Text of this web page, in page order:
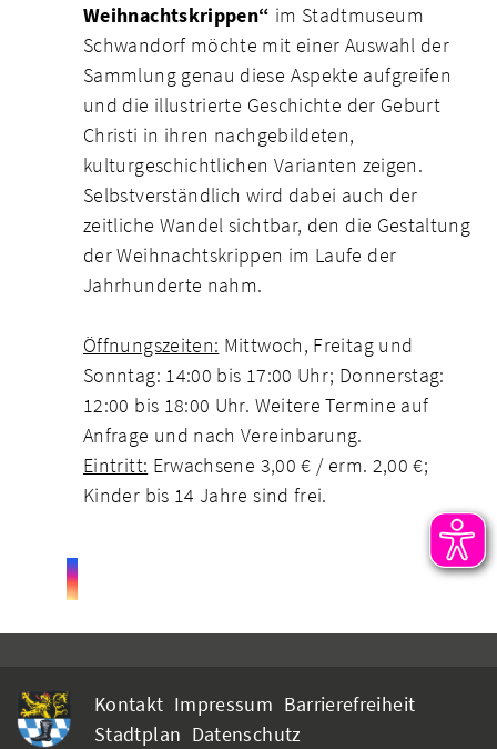
Weihnachtskrippen“ im Stadtmuseum
Schwandorf möchte mit einer Auswahl der
Sammlung genau diese Aspekte aufgreifen
und die illustrierte Geschichte der Geburt
Christi in ihren nachgebildeten,
kulturgeschichtlichen Varianten zeigen.
Selbstverständlich wird dabei auch der
zeitliche Wandel sichtbar, den die Gestaltung
der Weihnachtskrippen im Laufe der
Jahrhunderte nahm.
Öffnungszeiten: Mittwoch, Freitag und
Sonntag: 14:00 bis 17:00 Uhr; Donnerstag:
12:00 bis 18:00 Uhr. Weitere Termine auf
Anfrage und nach Vereinbarung.
Eintritt: Erwachsene 3,00 € / erm. 2,00 €;
Kinder bis 14 Jahre sind frei.
Kontakt Impressum Barrierefreiheit
Stadtplan Datenschutz